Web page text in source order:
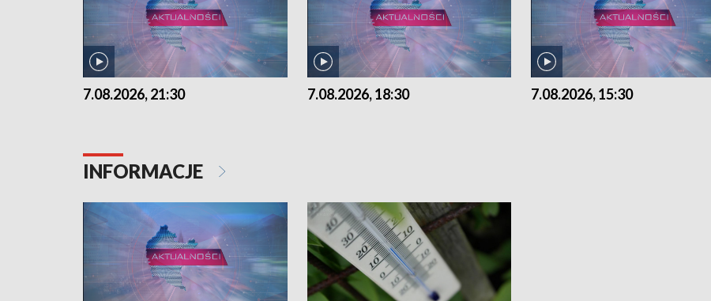
7.08.2026, 21:30 7.08.2026, 18:30 7.08.2026, 15:30
INFORMACJE